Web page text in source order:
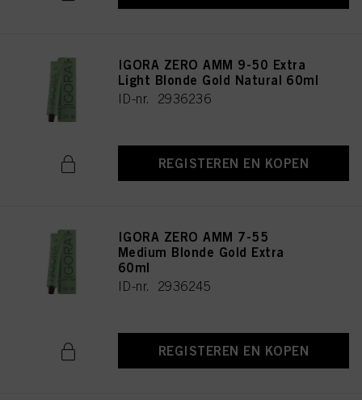
IGORA ZERO AMM 9-50 Extra
Light Blonde Gold Natural 60ml
ID-nr. 2936236
REGISTEREN EN KOPEN
IGORA ZERO AMM 7-55
Medium Blonde Gold Extra
60ml
ID-nr. 2936245
REGISTEREN EN KOPEN